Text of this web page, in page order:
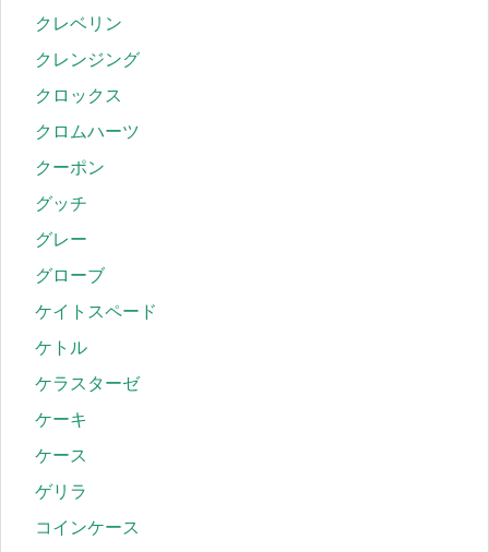
クレベリン
クレンジング
クロックス
クロムハーツ
クーポン
グッチ
グレー
グローブ
ケイトスペード
ケトル
ケラスターゼ
ケーキ
ケース
ゲリラ
コインケース